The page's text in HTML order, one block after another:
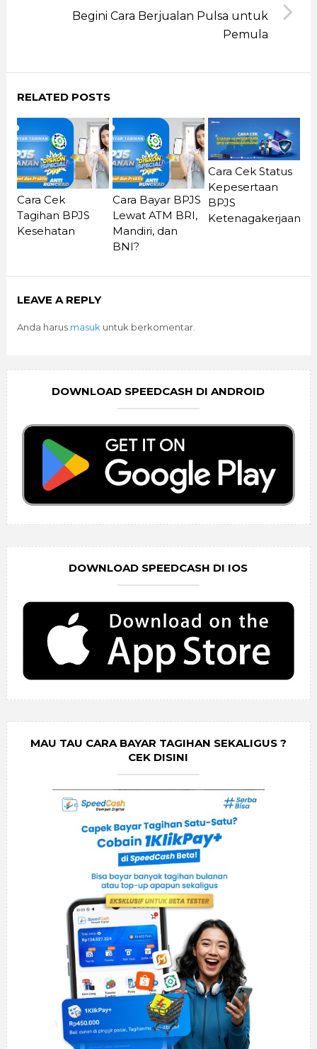
Begini Cara Berjualan Pulsa untuk
Pemula
RELATED POSTS
Cara Cek
Tagihan BPJS
Kesehatan
Cara Bayar BPJS
Lewat ATM BRI,
Mandiri, dan
BNI?
Cara Cek Status
Kepesertaan
BPJS
Ketenagakerjaan
LEAVE A REPLY
Anda harus masuk untuk berkomentar.
DOWNLOAD SPEEDCASH DI ANDROID
DOWNLOAD SPEEDCASH DI IOS
MAU TAU CARA BAYAR TAGIHAN SEKALIGUS ?
CEK DISINI